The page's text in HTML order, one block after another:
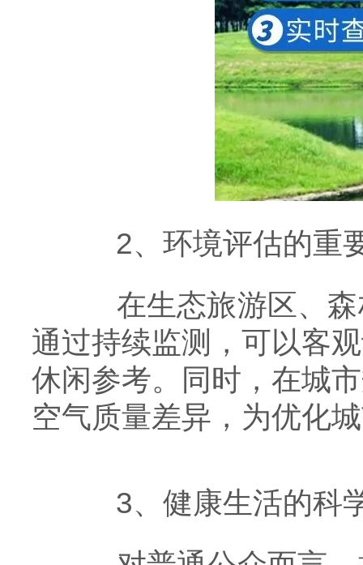
2、环境评估的重
在生态旅游区、森
通过持续监测，可以客
休闲参考。同时，在城
空气质量差异，为优化
3、健康生活的科